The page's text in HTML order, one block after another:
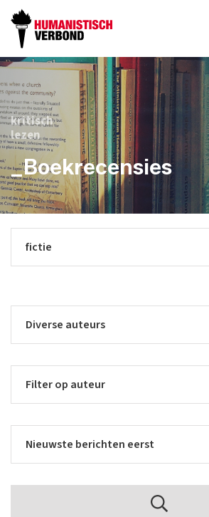
kritisch
lezen
_Boekrecensies